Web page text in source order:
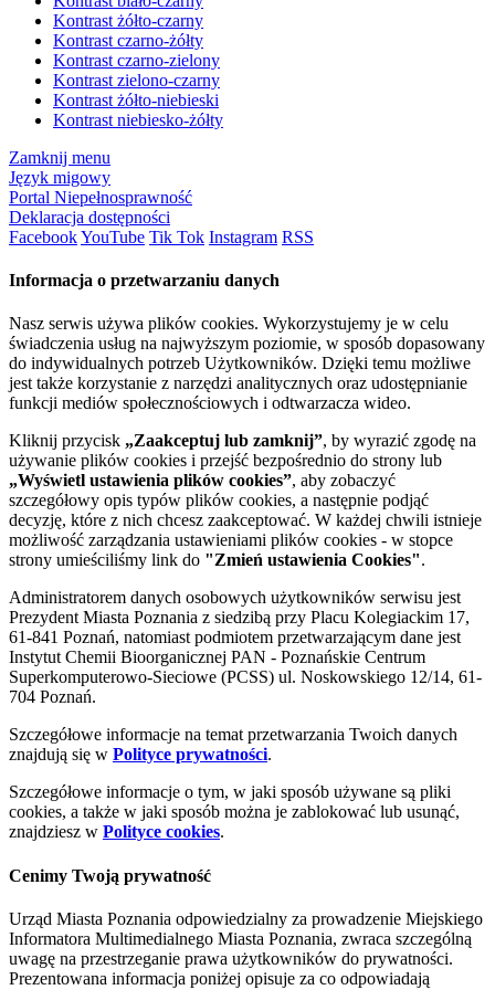
Kontrast żółto-czarny
Kontrast czarno-żółty
Kontrast czarno-zielony
Kontrast zielono-czarny
Kontrast żółto-niebieski
Kontrast niebiesko-żółty
Zamknij menu
Język migowy
Portal Niepełnosprawność
Deklaracja dostępności
FacebookYouTube Tik Tok Instagram RSS
Informacja o przetwarzaniu danych
Nasz serwis używa plików cookies. Wykorzystujemy je w celu
świadczenia usług na najwyższym poziomie, w sposób dopasowany
do indywidualnych potrzeb Użytkowników. Dzięki temu możliwe
jest także korzystanie z narzędzi analitycznych oraz udostępnianie
funkcji mediów społecznościowych i odtwarzacza wideo.
Kliknij przycisk „Zaakceptuj lub zamknij”, by wyrazić zgodę na
używanie plików cookies i przejść bezpośrednio do strony lub
„Wyświetl ustawienia plików cookies”, aby zobaczyć
szczegółowy opis typów plików cookies, a następnie podjąć
decyzję, które z nich chcesz zaakceptować. W każdej chwili istnieje
możliwość zarządzania ustawieniami plików cookies - w stopce
strony umieściliśmy link do "Zmień ustawienia Cookies".
Administratorem danych osobowych użytkowników serwisu jest
Prezydent Miasta Poznania z siedzibą przy Placu Kolegiackim 17,
61-841 Poznań, natomiast podmiotem przetwarzającym dane jest
Instytut Chemii Bioorganicznej PAN - Poznańskie Centrum
Superkomputerowo-Sieciowe (PCSS) ul. Noskowskiego 12/14, 61-
704 Poznań.
Szczegółowe informacje na temat przetwarzania Twoich danych
znajdują się w Polityce prywatności.
Szczegółowe informacje o tym, w jaki sposób używane są pliki
cookies, a także w jaki sposób można je zablokować lub usunąć,
znajdziesz w Polityce cookies.
Cenimy Twoją prywatność
Urząd Miasta Poznania odpowiedzialny za prowadzenie Miejskiego
Informatora Multimedialnego Miasta Poznania, zwraca szczególną
uwagę na przestrzeganie prawa użytkowników do prywatności.
Prezentowana informacja poniżej opisuje za co odpowiadają